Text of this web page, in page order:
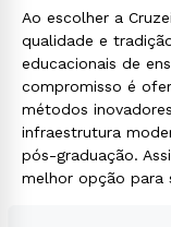
Ao escolher a
qualidade e
educacionais de
compromisso é
métodos
infraestrutura
pós-graduação.
melhor opção para